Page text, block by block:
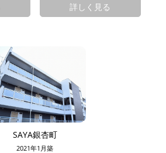
詳しく見る
SAYA銀杏町
2021年1月築